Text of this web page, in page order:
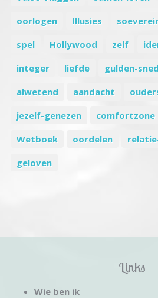
oorlogen
Illusies
spel
Hollywood zelf
integer
liefde gulden-
alwetend
aandacht
jezelf-genezen
comfortzone
Wetboek
oordelen
geloven
Links
Wie ben ik